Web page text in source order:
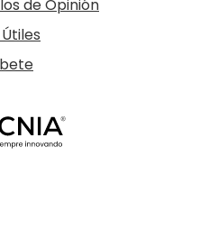
de Opinión